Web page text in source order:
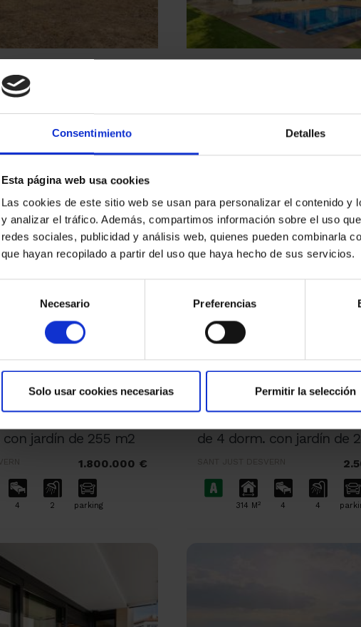
Consentimiento Detalles
Esta página web usa cookies
Las cookies de este sitio web se usan para personalizar el contenido
y analizar el tráfico. Además, compartimos información sobre el uso
redes sociales, publicidad y análisis web, quienes pueden combinarla
que hayan recopilado a partir del uso que haya hecho de sus servicios.
Necesario Preferencias
Solo usar cookies necesarias Permitir la selección
urbano con
en Bellsoleig
Planta baja nueva
jardín de 255 m2
1.800.000 €
4 2 parking
TORRE HEREU Piso
de 4 dorm. con jardín de
314 M2 4 4